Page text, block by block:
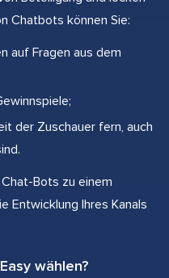
Chatbots können Sie:
auf Fragen aus dem
der Zuschauer fern, auch
Bots zu einem
Entwicklung Ihres Kanals
wählen?